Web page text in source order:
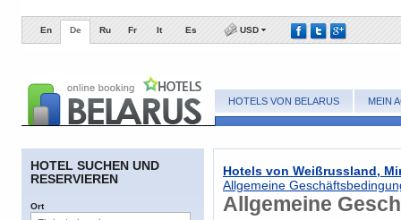
En De Ru Fr It Es USD
HOTELS VON BELARUS MEIN
​HOTEL SUCHEN UND
RESERVIEREN
​Ort
Hotels von Weißrussland,
Allgemeine
Allgemeine